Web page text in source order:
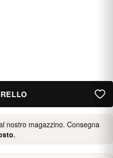
nostro magazzino. Consegna
.